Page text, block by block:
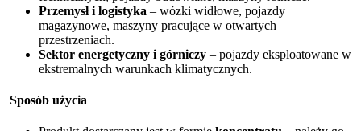
Przemysł i logistyka – wózki widłowe, pojazdy
magazynowe, maszyny pracujące w otwartych
przestrzeniach.
Sektor energetyczny i górniczy – pojazdy eksploatowane w
ekstremalnych warunkach klimatycznych.
Sposób użycia